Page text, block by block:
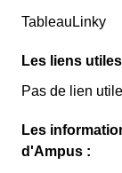
TableauLinky
Les liens
Pas de lien
Les
d'Ampus :